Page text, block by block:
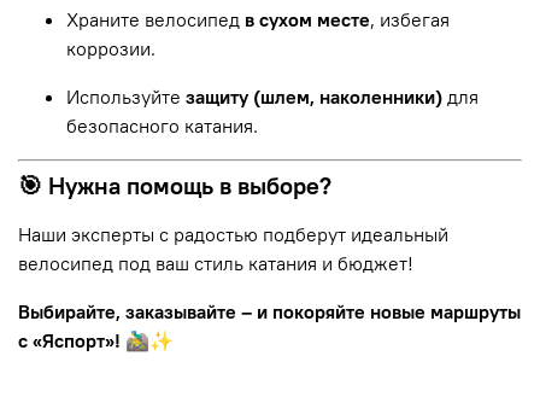
Храните велосипед в сухом месте, избегая
коррозии.
Используйте защиту (шлем, наколенники) для
безопасного катания.
🎯 Нужна помощь в выборе?
Наши эксперты с радостью подберут идеальный
велосипед под ваш стиль катания и бюджет!
Выбирайте, заказывайте – и покоряйте новые маршруты
с «Яспорт»! 🚵‍♂️✨